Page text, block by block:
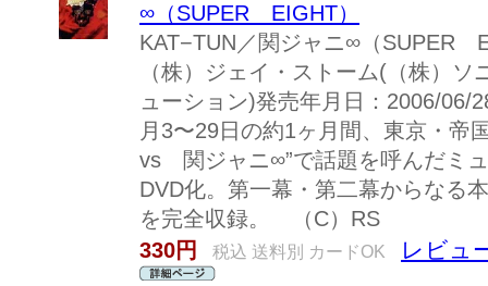
∞（SUPER EIGHT）
KAT−TUN／関ジャニ∞（SUPER
（株）ジェイ・ストーム(（株）
ューション)発売年月日：2006/06/
月3〜29日の約1ヶ月間、東京・
vs 関ジャニ∞”で話題を呼んだミ
DVD化。第一幕・第二幕からな
を完全収録。 （C）RS
330円
税込 送料別 カードOK レビュ